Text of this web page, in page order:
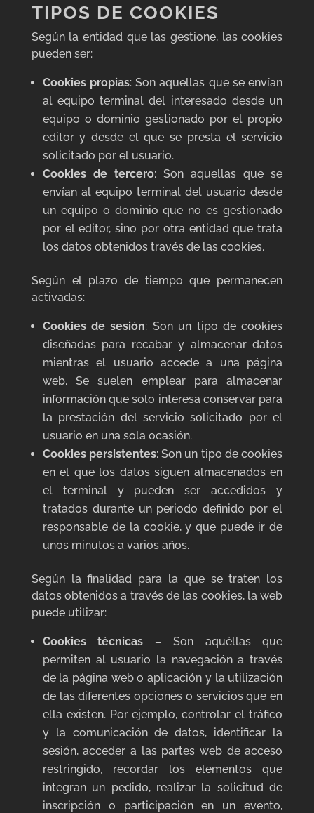
TIPOS DE COOKIES
Según la entidad que las gestione, las cookies
pueden ser:
Cookies propias: Son aquellas que se envían
al equipo terminal del interesado desde un
equipo o dominio gestionado por el propio
editor y desde el que se presta el servicio
solicitado por el usuario.
Cookies de tercero: Son aquellas que se
envían al equipo terminal del usuario desde
un equipo o dominio que no es gestionado
por el editor, sino por otra entidad que trata
los datos obtenidos través de las cookies.
Según el plazo de tiempo que permanecen
activadas:
Cookies de sesión: Son un tipo de cookies
diseñadas para recabar y almacenar datos
mientras el usuario accede a una página
web. Se suelen emplear para almacenar
información que solo interesa conservar para
la prestación del servicio solicitado por el
usuario en una sola ocasión.
Cookies persistentes: Son un tipo de cookies
en el que los datos siguen almacenados en
el terminal y pueden ser accedidos y
tratados durante un periodo definido por el
responsable de la cookie, y que puede ir de
unos minutos a varios años.
Según la finalidad para la que se traten los
datos obtenidos a través de las cookies, la web
puede utilizar:
Cookies técnicas –Son aquéllas que
permiten al usuario la navegación a través
de la página web o aplicación y la utilización
de las diferentes opciones o servicios que en
ella existen. Por ejemplo, controlar el tráfico
y la comunicación de datos, identificar la
sesión, acceder a las partes web de acceso
restringido, recordar los elementos que
integran un pedido, realizar la solicitud de
inscripción o participación en un evento,